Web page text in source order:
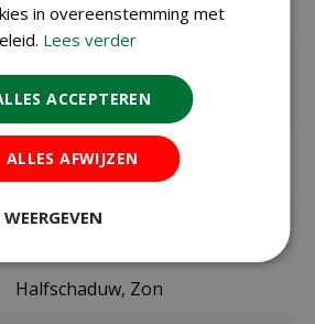
14/16
juli t/m augustus
100 cm
Halfschaduw, Zon
in overeenstemming met
Lees verder
ACCEPTEREN
ALLES AFWIJZEN